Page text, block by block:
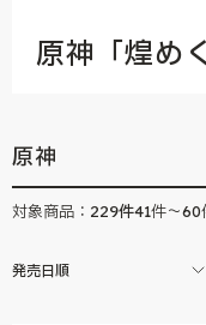
原神「煌め
原神
対象商品： 229件41件～60
発売日順